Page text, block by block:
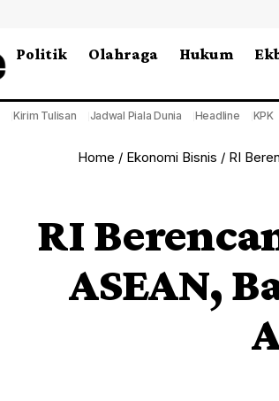
Politik Olahraga Hukum
Kirim Tulisan Jadwal Piala Dunia Headline KPK
Home / Ekonomi Bisnis / RI
RI
ASEAN,